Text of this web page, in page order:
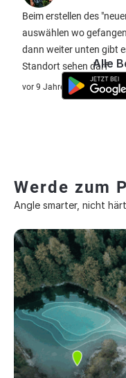
Beim erstellen des
auswählen wo
dann weiter unten gibt
Standort sehen darf
vor 9 Jahre
Alle
Werde zum
Angle smarter, nicht